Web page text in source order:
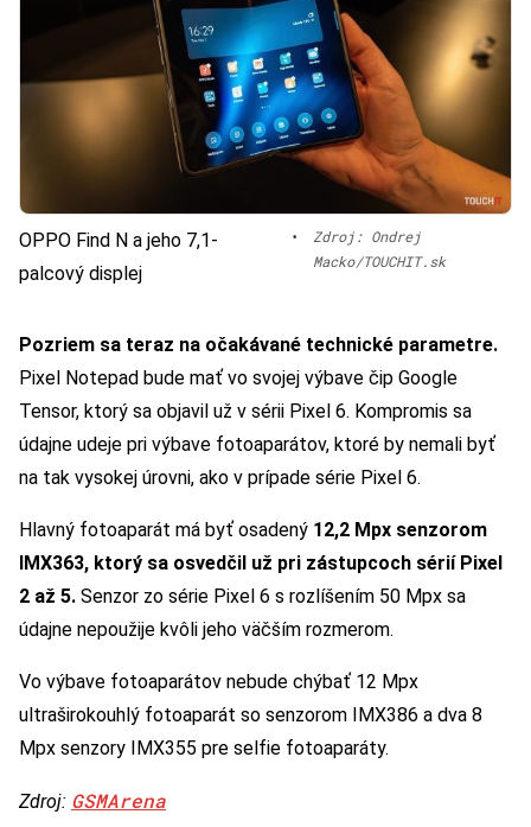
OPPO Find N a jeho 7,1-
palcový displej
•
Zdroj: Ondrej
Macko/TOUCHIT.sk
Pozriem sa teraz na očakávané technické parametre.
Pixel Notepad bude mať vo svojej výbave čip Google
Tensor, ktorý sa objavil už v sérii Pixel 6. Kompromis sa
údajne udeje pri výbave fotoaparátov, ktoré by nemali byť
na tak vysokej úrovni, ako v prípade série Pixel 6.
Hlavný fotoaparát má byť osadený 12,2 Mpx senzorom
IMX363, ktorý sa osvedčil už pri zástupcoch sérií Pixel
2 až 5. Senzor zo série Pixel 6 s rozlíšením 50 Mpx sa
údajne nepoužije kvôli jeho väčším rozmerom.
Vo výbave fotoaparátov nebude chýbať 12 Mpx
ultraširokouhlý fotoaparát so senzorom IMX386 a dva 8
Mpx senzory IMX355 pre selfie fotoaparáty.
Zdroj: GSMArena